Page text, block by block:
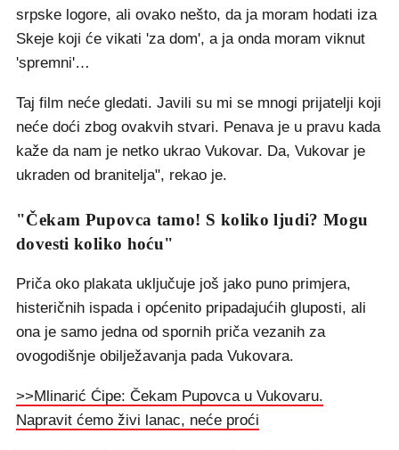
srpske logore, ali ovako nešto, da ja moram hodati iza
Skeje koji će vikati 'za dom', a ja onda moram viknut
'spremni'…
Taj film neće gledati. Javili su mi se mnogi prijatelji koji
neće doći zbog ovakvih stvari. Penava je u pravu kada
kaže da nam je netko ukrao Vukovar. Da, Vukovar je
ukraden od branitelja", rekao je.
"Čekam Pupovca tamo! S koliko ljudi? Mogu
dovesti koliko hoću"
Priča oko plakata uključuje još jako puno primjera,
histeričnih ispada i općenito pripadajućih gluposti, ali
ona je samo jedna od spornih priča vezanih za
ovogodišnje obilježavanja pada Vukovara.
>>Mlinarić Ćipe: Čekam Pupovca u Vukovaru.
Napravit ćemo živi lanac, neće proći